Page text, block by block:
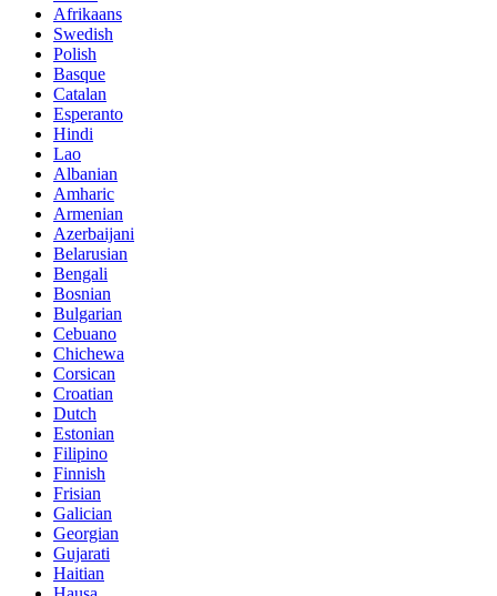
Afrikaans
Swedish
Polish
Basque
Catalan
Esperanto
Hindi
Lao
Albanian
Amharic
Armenian
Azerbaijani
Belarusian
Bengali
Bosnian
Bulgarian
Cebuano
Chichewa
Corsican
Croatian
Dutch
Estonian
Filipino
Finnish
Frisian
Galician
Georgian
Gujarati
Haitian